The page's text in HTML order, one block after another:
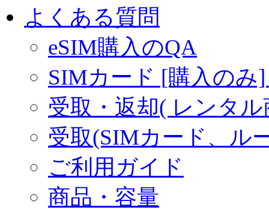
よくある質問
eSIM購入のQA
SIMカード [購入のみ
受取・返却( レンタ
受取(SIMカード、ル
ご利用ガイド
商品・容量